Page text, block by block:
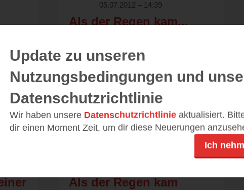
05.07.2012 – 14:39
Als der Regen kam...
Mauro erfärt nach 2 Jahren, das
seine Mama (Helen) an Alzheimer...
Als der Regen kam
Update zu unseren
Nutzungsbedingungen und
Datenschutzrichtlinie
Wir haben unsere Datenschutzrichtlinie aktualisiert.
dir einen Moment Zeit, um dir diese Neuerungen
Ich